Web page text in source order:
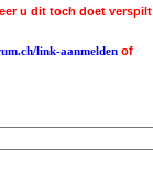
u dit toch doet verspilt
link-aanmelden of